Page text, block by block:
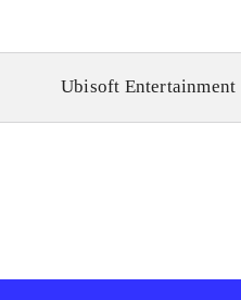
Ubisoft Entertainment